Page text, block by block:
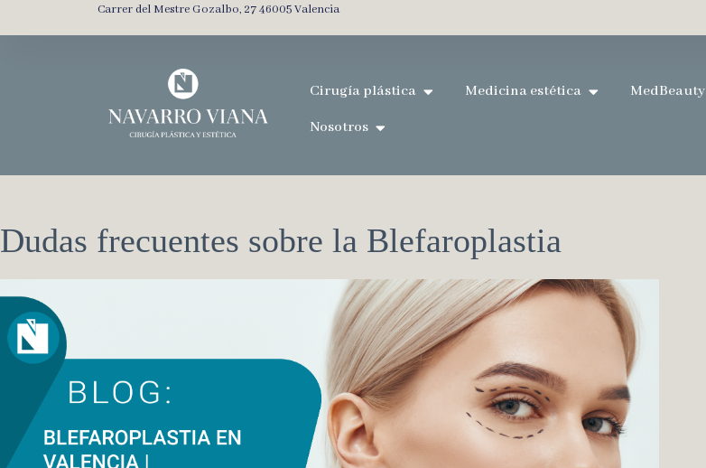
Carrer del Mestre Gozalbo, 27 46005 Valencia
Cirugía plástica Medicina estética MedBeauty
Nosotros
Dudas frecuentes sobre la Blefaroplastia